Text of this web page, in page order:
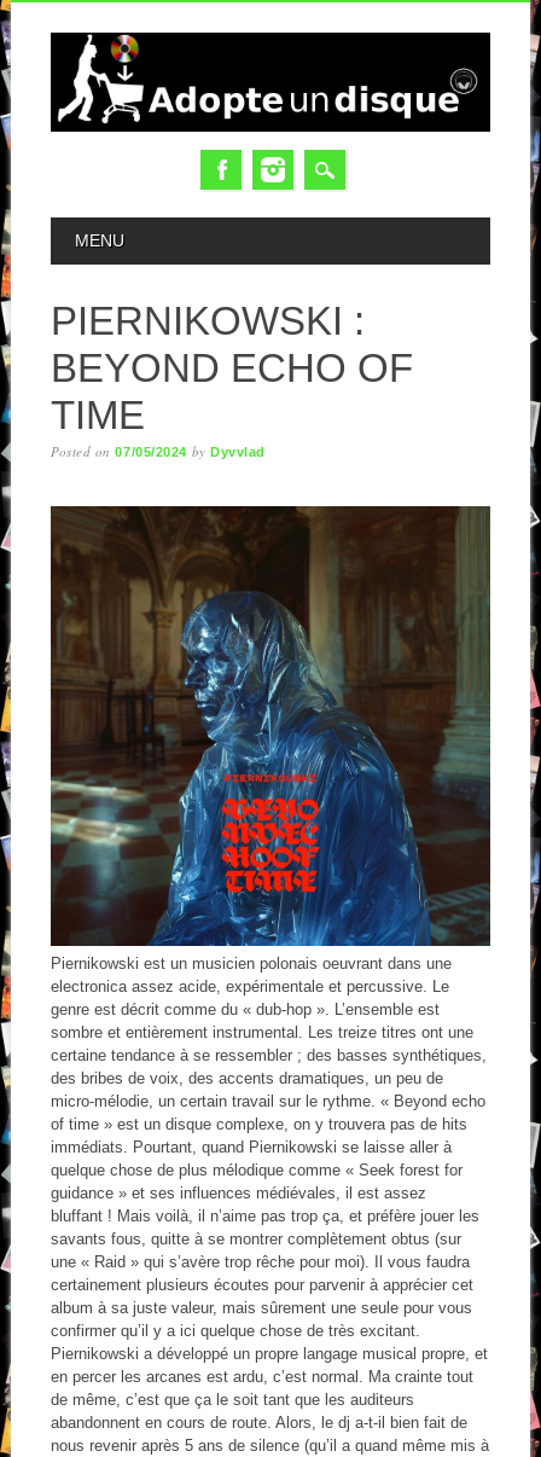
MAIN MENU
MENU
PIERNIKOWSKI :
BEYOND ECHO OF
TIME
Posted on07/05/2024 byDyvvlad
Piernikowski est un musicien polonais oeuvrant dans une
electronica assez acide, expérimentale et percussive. Le
genre est décrit comme du « dub-hop ». L’ensemble est
sombre et entièrement instrumental. Les treize titres ont une
certaine tendance à se ressembler ; des basses synthétiques,
des bribes de voix, des accents dramatiques, un peu de
micro-mélodie, un certain travail sur le rythme. « Beyond echo
of time » est un disque complexe, on y trouvera pas de hits
immédiats. Pourtant, quand Piernikowski se laisse aller à
quelque chose de plus mélodique comme « Seek forest for
guidance » et ses influences médiévales, il est assez
bluffant ! Mais voilà, il n’aime pas trop ça, et préfère jouer les
savants fous, quitte à se montrer complètement obtus (sur
une « Raid » qui s’avère trop rêche pour moi). Il vous faudra
certainement plusieurs écoutes pour parvenir à apprécier cet
album à sa juste valeur, mais sûrement une seule pour vous
confirmer qu’il y a ici quelque chose de très excitant.
Piernikowski a développé un propre langage musical propre, et
en percer les arcanes est ardu, c’est normal. Ma crainte tout
de même, c’est que ça le soit tant que les auditeurs
abandonnent en cours de route. Alors, le dj a-t-il bien fait de
nous revenir après 5 ans de silence (qu’il a quand même mis à